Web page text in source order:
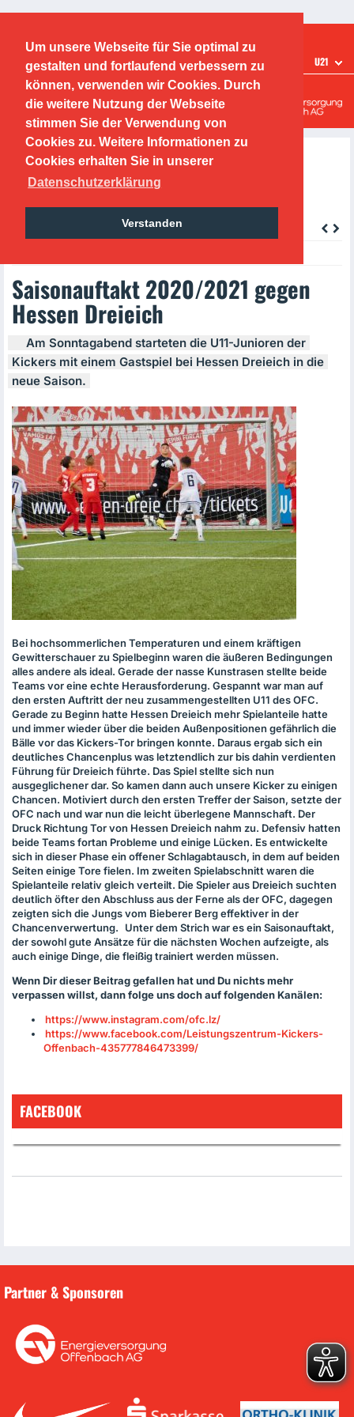
Um unsere Webseite für Sie optimal zu
gestalten und fortlaufend verbessern zu
können, verwenden wir Cookies. Durch
die weitere Nutzung der Webseite
stimmen Sie der Verwendung von
Cookies zu. Weitere Informationen zu
Cookies erhalten Sie in unserer
Datenschutzerklärung
Verstanden
TEAMS U21
Offenbacher Kickers
Leistungszentrum
Saisonauftakt 2020/2021 gegen
Hessen Dreieich
Am Sonntagabend starteten die U11-Junioren der
Kickers mit einem Gastspiel bei Hessen Dreieich in die
neue Saison.
Bei hochsommerlichen Temperaturen und einem kräftigen
Gewitterschauer zu Spielbeginn waren die äußeren Bedingungen
alles andere als ideal. Gerade der nasse Kunstrasen stellte beide
Teams vor eine echte Herausforderung. Gespannt war man auf
den ersten Auftritt der neu zusammengestellten U11 desOFC.
Gerade zu Beginn hatte Hessen Dreieich mehr Spielanteile hatte
und immer wieder über die beiden Außenpositionen gefährlich die
Bälle vor das Kickers-Tor bringen konnte. Daraus ergab sich ein
deutliches Chancenplus was letztendlich zur bis dahin verdienten
Führung für Dreieich führte. Das Spiel stellte sich nun
ausgeglichener dar. So kamen dann auch unsere Kicker zu einigen
Chancen. Motiviert durch den ersten Treffer der Saison, setzte der
OFC nach und war nun die leicht überlegene Mannschaft. Der
Druck Richtung Tor von Hessen Dreieich nahm zu. Defensiv hatten
beide Teams fortan Probleme und einige Lücken. Es entwickelte
sich in dieser Phase ein offener Schlagabtausch, in dem auf beiden
Seiten einige Tore fielen. Im zweiten Spielabschnitt waren die
Spielanteile relativ gleich verteilt. Die Spieler aus Dreieich suchten
deutlich öfter den Abschluss aus der Ferne als derOFC, dagegen
zeigten sich die Jungs vom Bieberer Berg effektiver in der
Chancenverwertung. Unter dem Strich war es ein Saisonauftakt,
der sowohl gute Ansätze für die nächsten Wochen aufzeigte, als
auch einige Dinge, die fleißig trainiert werden müssen.
Wenn Dir dieser Beitrag gefallen hat und Du nichts mehr
verpassen willst, dann folge uns doch auf folgenden Kanälen:
https://www.instagram.com/ofc.lz/
https://www.facebook.com/Leistungszentrum-Kickers-
Offenbach-435777846473399/
FACEBOOK
Partner & Sponsoren